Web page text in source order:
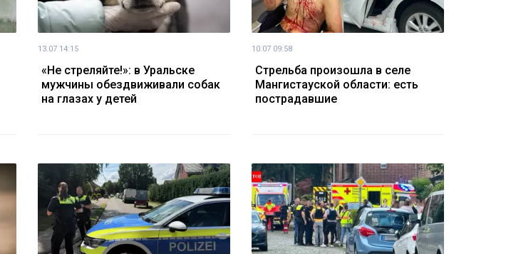
13.07 14:15
«Не стреляйте!»: в Уральске
мужчины обездвиживали собак
на глазах у детей
10.07 09:58
Стрельба произошла в селе
Мангистауской области: есть
пострадавшие